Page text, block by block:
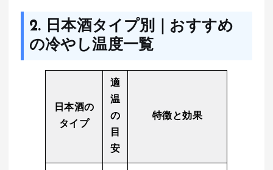
2. 日本酒タイプ別｜おすすめ
の冷やし温度一覧
日本酒の
タイプ
適
温
の
目
安
特徴と効果